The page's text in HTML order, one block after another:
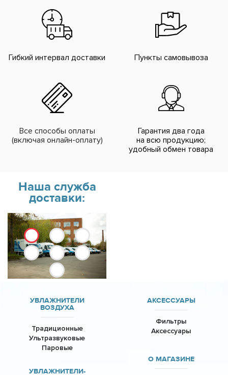
Гибкий интервал доставки Пункты самовывоза
Все способы оплаты
(включая онлайн-оплату)
Гарантия два года
на всю продукцию;
удобный обмен товара
Наша служба
доставки:
УВЛАЖНИТЕЛИ
ВОЗДУХА
Традиционные
Ультразвуковые
Паровые
УВЛАЖНИТЕЛИ-
АКСЕССУАРЫ
Фильтры
Аксессуары
О МАГАЗИНЕ